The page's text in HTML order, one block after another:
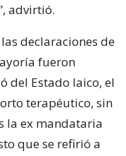
advirtió.
declaraciones de
fueron
del Estado laico, el
terapéutico, sin
la ex mandataria
que se refirió a